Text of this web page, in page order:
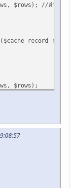
$rows); //คำสั่งนี้มีใ
$rows);